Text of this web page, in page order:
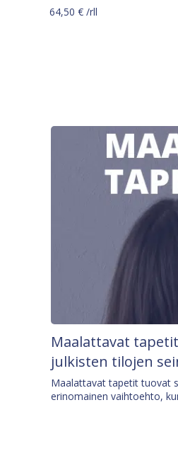
64,50 € /rll
Maalattavat
julkisten tilojen
Maalattavat tapetit tuovat
erinomainen vaihtoehto,